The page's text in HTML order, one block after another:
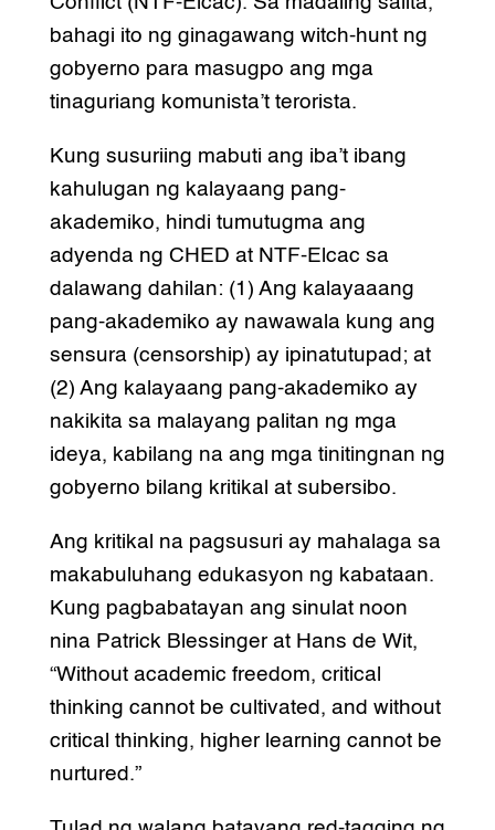
bahagi ito ng ginagawang witch-hunt ng
gobyerno para masugpo ang mga
tinaguriang komunista’t terorista.
Kung susuriing mabuti ang iba’t ibang
kahulugan ng kalayaang pang-
akademiko, hindi tumutugma ang
adyenda ng CHED at NTF-Elcac sa
dalawang dahilan: (1) Ang kalayaaang
pang-akademiko ay nawawala kung ang
sensura (censorship) ay ipinatutupad; at
(2) Ang kalayaang pang-akademiko ay
nakikita sa malayang palitan ng mga
ideya, kabilang na ang mga tinitingnan ng
gobyerno bilang kritikal at subersibo.
Ang kritikal na pagsusuri ay mahalaga sa
makabuluhang edukasyon ng kabataan.
Kung pagbabatayan ang sinulat noon
nina Patrick Blessinger at Hans de Wit,
“Without academic freedom, critical
thinking cannot be cultivated, and without
critical thinking, higher learning cannot be
nurtured.”